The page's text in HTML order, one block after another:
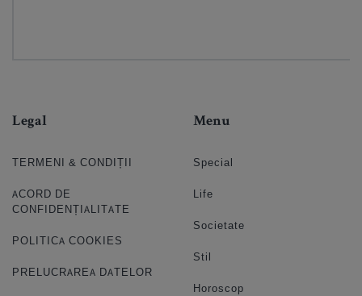
Legal
TERMENI & CONDIȚII
ACORD DE
CONFIDENȚIALITATE
POLITICA COOKIES
PRELUCRAREA DATELOR
Menu
Special
Life
Societate
Stil
Horoscop